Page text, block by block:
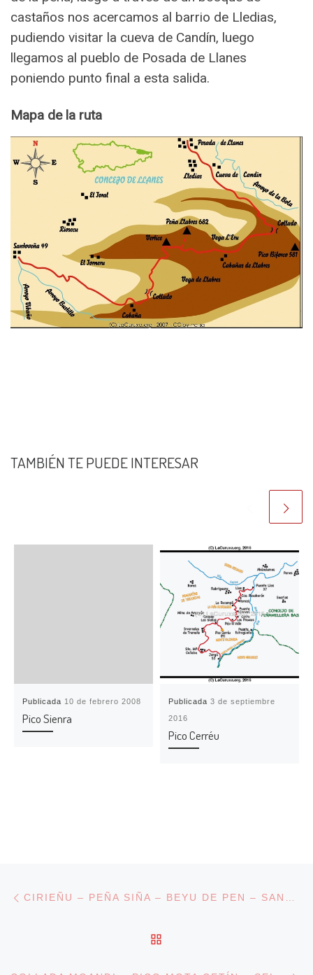
castaños nos acercamos al barrio de Lledias,
pudiendo visitar la cueva de Candín, luego
llegamos al pueblo de Posada de Llanes
poniendo punto final a esta salida.
Mapa de la ruta
TAMBIÉN TE PUEDE INTERESAR
Publicada 10 de febrero 2008
Pico Sienra
Publicada3 de septiembre
2016
Pico Cerréu
Navegación de entradas CIRIEÑU – PEÑA SIÑA – BEYU DE PEN – SANTILLÁN